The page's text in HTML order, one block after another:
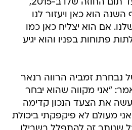
שהוא לא יישאר כאן עד תום החוזה שלו ב-2015,
הוא כאן ויעזור לנו
אם הוא יצליח כאן כמו
פתוחות בפניו והוא יגיע
נבחרת זמביה הרווה רנאר
"אני מקווה שהוא יבחר
את הצעד הנכון קדימה
אני מעולם לא פיקפקתי ביכולת